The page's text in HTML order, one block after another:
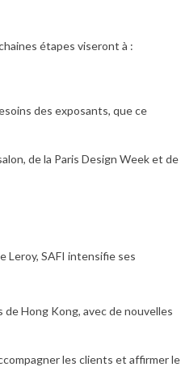
étapes viseront à :
des exposants, que ce
de la Paris Design Week et de
Leroy, SAFI intensifie ses
Hong Kong, avec de nouvelles
les clients et affirmer le